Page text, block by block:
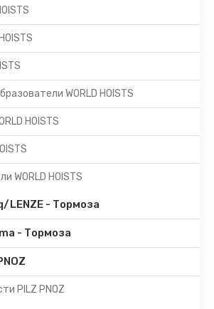
WORLD HOISTS
HOISTS
WORLD HOISTS
LENZE - Тормоза
- Тормоза
PILZ PNOZ